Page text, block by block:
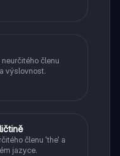
členu
výslovnost.
členu 'the' a
jazyce.